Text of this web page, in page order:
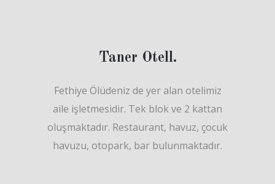
Taner Otell.
Fethiye Ölüdeniz de yer alan otelimiz
aile işletmesidir. Tek blok ve 2 kattan
oluşmaktadır. Restaurant, havuz, çocuk
havuzu, otopark, bar bulunmaktadır.